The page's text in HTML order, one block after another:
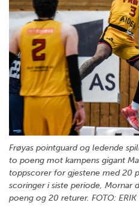
Frøyas pointguard og ledende
to poeng mot kampens gigant
toppscorer for gjestene med 20
scoringer i siste periode, Mornar
poeng og 20 returer. FOTO: ERIK